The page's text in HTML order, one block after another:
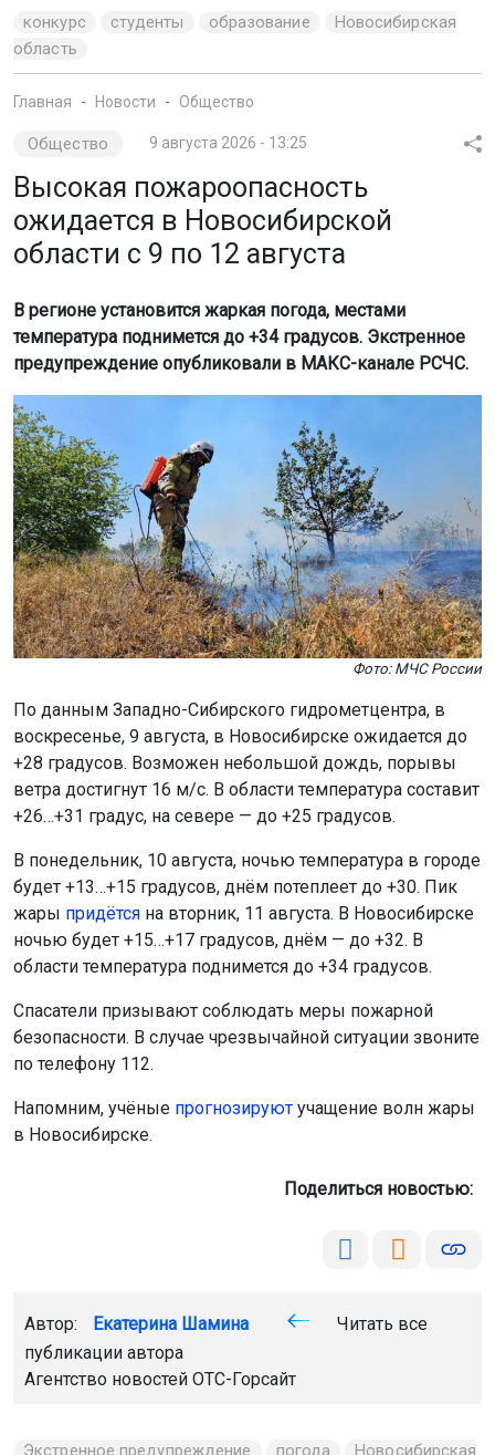
конкурс студенты образование
Новосибирская
область
Главная Новости Общество
Общество 9 августа 2026 - 13:25
Высокая пожароопасность
ожидается в Новосибирской
области с 9 по 12 августа
В регионе установится жаркая погода, местами
температура поднимется до +34 градусов. Экстренное
предупреждение опубликовали в МАКС-канале РСЧС.
Фото: МЧС России
По данным Западно-Сибирского гидрометцентра, в
воскресенье, 9 августа, в Новосибирске ожидается до
+28 градусов. Возможен небольшой дождь, порывы
ветра достигнут 16 м/с. В области температура составит
+26…+31 градус, на севере — до +25 градусов.
В понедельник, 10 августа, ночью температура в городе
будет +13…+15 градусов, днём потеплеет до +30. Пик
жары придётся на вторник, 11 августа. В Новосибирске
ночью будет +15…+17 градусов, днём — до +32. В
области температура поднимется до +34 градусов.
Спасатели призывают соблюдать меры пожарной
безопасности. В случае чрезвычайной ситуации звоните
по телефону 112.
Напомним, учёные прогнозируют учащение волн жары
в Новосибирске.
Поделиться новостью:
Автор: Екатерина Шамина
Читать все
публикации автора
Агентство новостей ОТС-Горсайт
Экстренное предупреждение погода
Новосибирская